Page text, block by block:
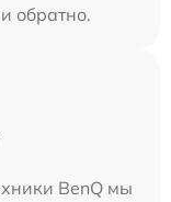
обратно.
BenQ мы